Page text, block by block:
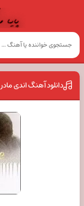
دانلود آهنگ اندی مادر